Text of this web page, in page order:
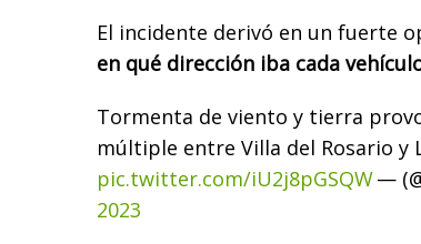
El incidente derivó en un fuerte
en qué dirección iba cada
Tormenta de viento y tierra
múltiple entre Villa del Rosario y
pic.twitter.com/iU2j8pGSQW—
2023